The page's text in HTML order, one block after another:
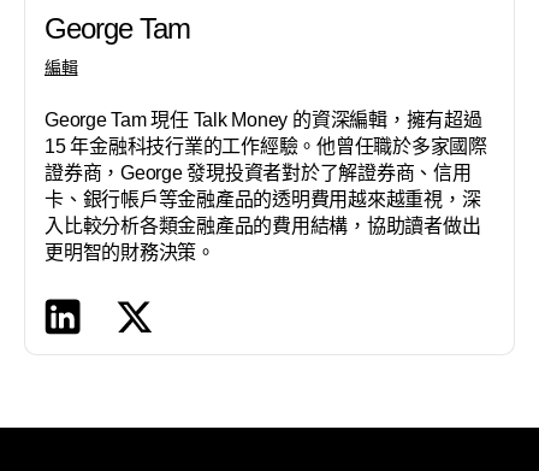
George Tam
編輯
George Tam 現任 Talk Money 的資深編輯，擁有超過
15 年金融科技行業的工作經驗。他曾任職於多家國際
證券商，George 發現投資者對於了解證券商、信用
卡、銀行帳戶等金融產品的透明費用越來越重視，深
入比較分析各類金融產品的費用結構，協助讀者做出
更明智的財務決策。